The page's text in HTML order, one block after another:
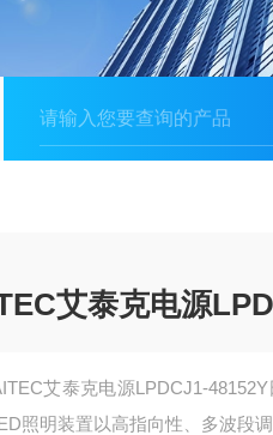
艾泰克电源
艾泰克电源LPDCJ1-
照明装置以高指向性、多波段